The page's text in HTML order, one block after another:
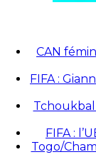
CAN
FIFA :
FIFA :
Togo/